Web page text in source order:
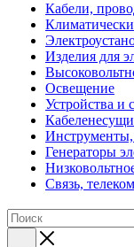
Кабели,
Изделия для
Освещение
Устройства и
Инструменты,
Генераторы
Связь,